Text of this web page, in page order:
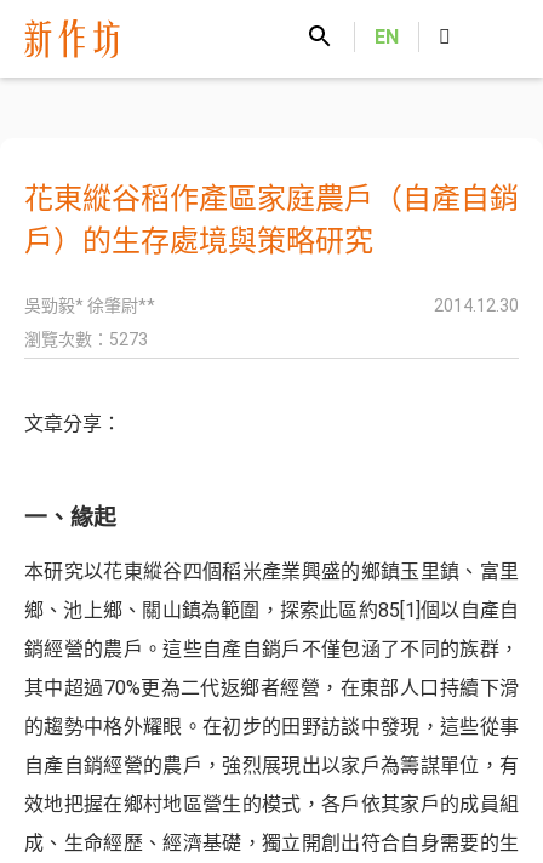
EN
花東縱谷稻作產區家庭農戶（自產自銷
戶）的生存處境與策略研究
吳勁毅* 徐肇尉**
2014.12.30
瀏覽次數：5273
文章分享：
一、緣起
本研究以花東縱谷四個稻米產業興盛的鄉鎮玉里鎮、富里
鄉、池上鄉、關山鎮為範圍，探索此區約85 [1] 個以自產自
銷經營的農戶。這些自產自銷戶不僅包涵了不同的族群，
其中超過70%更為二代返鄉者經營，在東部人口持續下滑
的趨勢中格外耀眼。在初步的田野訪談中發現，這些從事
自產自銷經營的農戶，強烈展現出以家戶為籌謀單位，有
效地把握在鄉村地區營生的模式，各戶依其家戶的成員組
成、生命經歷、經濟基礎，獨立開創出符合自身需要的生